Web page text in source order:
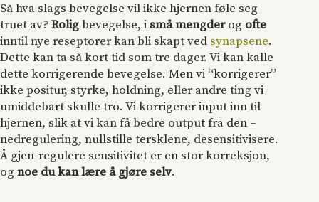
Så hva slags bevegelse vil ikke hjernen føle seg
truet av? Roligbevegelse, i små mengderog ofte
inntil nye reseptorer kan bli skapt ved synapsene.
Dette kan ta så kort tid som tre dager. Vi kan kalle
dette korrigerende bevegelse. Men vi “korrigerer”
ikke positur, styrke, holdning, eller andre ting vi
umiddebart skulle tro. Vi korrigerer input inn til
hjernen, slik at vi kan få bedre output fra den –
nedregulering, nullstille tersklene, desensitivisere.
Å gjen-regulere sensitivitet er en stor korreksjon,
og noe du kan lære å gjøre selv.